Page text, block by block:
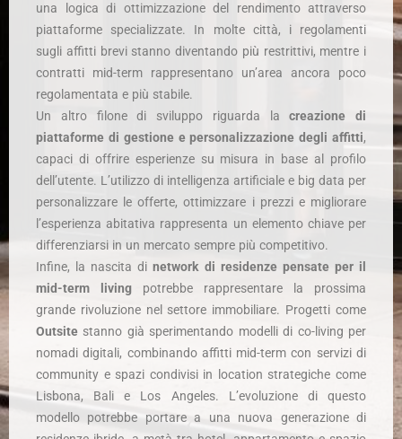
una logica di ottimizzazione del rendimento attraverso
piattaforme specializzate. In molte città, i regolamenti
sugli affitti brevi stanno diventando più restrittivi, mentre i
contratti mid-term rappresentano un’area ancora poco
regolamentata e più stabile.
Un altro filone di sviluppo riguarda lacreazione di
piattaforme di gestione e personalizzazione degli affitti,
capaci di offrire esperienze su misura in base al profilo
dell’utente. L’utilizzo di intelligenza artificiale e big data per
personalizzare le offerte, ottimizzare i prezzi e migliorare
l’esperienza abitativa rappresenta un elemento chiave per
differenziarsi in un mercato sempre più competitivo.
Infine, la nascita dinetwork di residenze pensate per il
mid-term living potrebbe rappresentare la prossima
grande rivoluzione nel settore immobiliare. Progetti come
Outsite stanno già sperimentando modelli di co-living per
nomadi digitali, combinando affitti mid-term con servizi di
community e spazi condivisi in location strategiche come
Lisbona, Bali e Los Angeles. L’evoluzione di questo
modello potrebbe portare a una nuova generazione di